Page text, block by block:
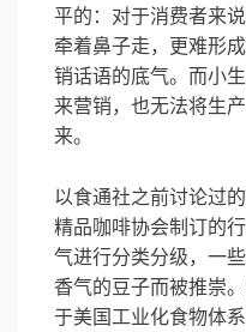
平的：对于消费者来
牵着鼻子走，更难形
销话语的底气。而小
来营销，也无法将生
来。
以食通社之前讨论过
精品咖啡协会制订的
气进行分类分级，一
香气的豆子而被推崇
于美国工业化食物体